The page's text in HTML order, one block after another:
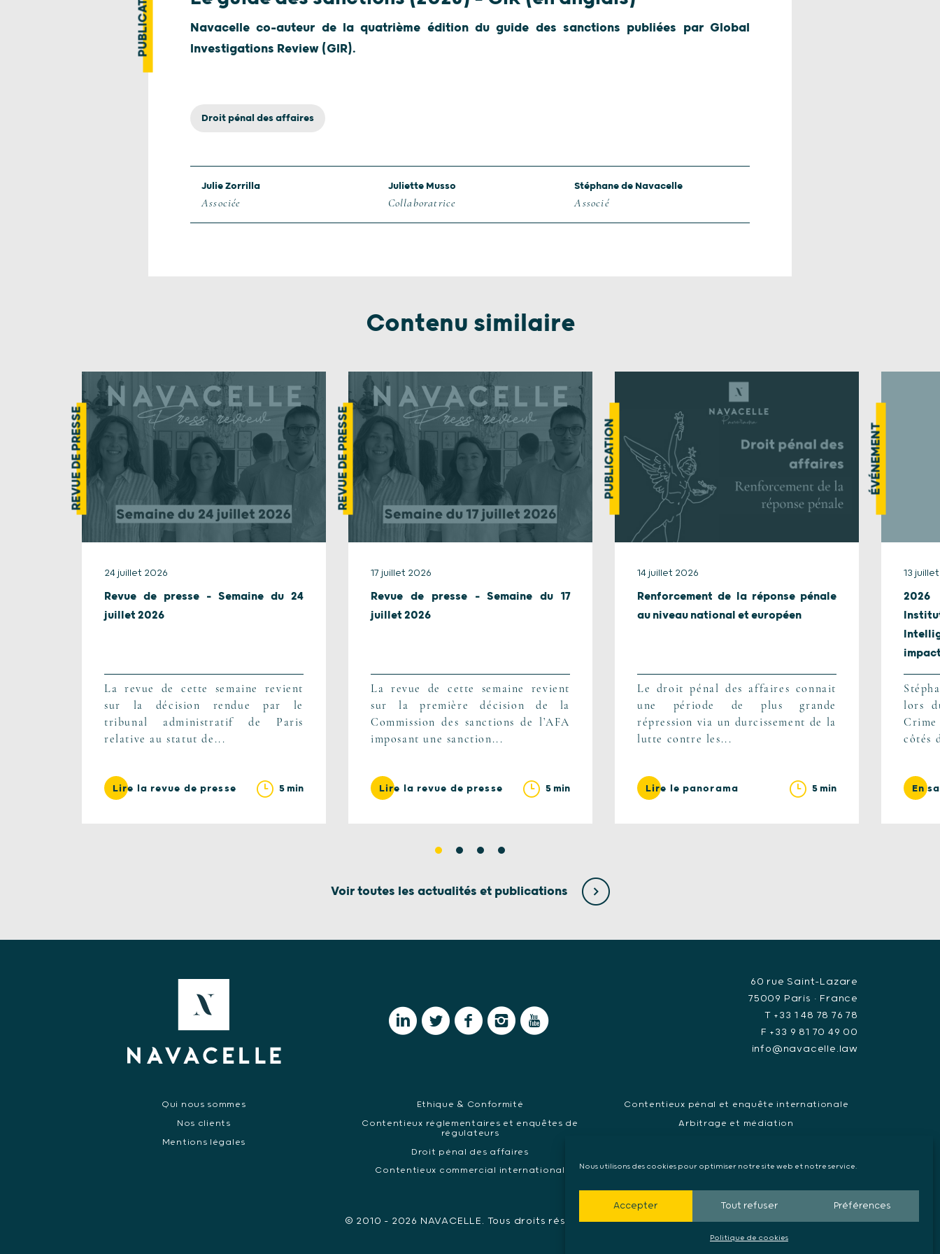
Nous utilisons des cookies pour optimiser notre site web et notre service.
Accepter Tout refuser Préférences
Politique de cookies
PUBLICATION
Navacelle co-auteur de la quatrième édition du guide des sanctions publiées par Global
Investigations Review (GIR).
Droit pénal des affaires
Julie Zorrilla
Associée
Juliette Musso
Collaboratrice
Stéphane de Navacelle
Associé
Contenu similaire
REVUE DE PRESSE
24 juillet 2026
Revue de presse – Semaine du 24
juillet 2026
La revue de cette semaine revient
sur la décision rendue par le
tribunal administratif de Paris
relative au statut de...
Lire la revue de presse 5 min
REVUE DE PRESSE
17 juillet 2026
Revue de presse – Semaine du 17
juillet 2026
La revue de cette semaine revient
sur la première décision de la
Commission des sanctions de l’AFA
imposant une sanction...
Lire la revue de presse 5 min
PUBLICATION
14 juillet 2026
Renforcement de la réponse pénale
au niveau national et européen
Le droit pénal des affaires connait
une période de plus grande
répression via un durcissement de la
lutte contre les...
Lire le panorama 5 min
ÉVÉNEMENT
13
2026
lors
côtés
En
Voir toutes les actualités et publications
60 rue Saint-Lazare
75009 Paris • France
T +33 1 48 78 76 78
F +33 9 81 70 49 00
info@navacelle.law
Qui nous sommes
Nos clients
Mentions légales
Ethique & Conformité
Contentieux réglementaires et enquêtes de
régulateurs
Droit pénal des affaires
Contentieux commercial international
Contentieux pénal et enquête internationale
Arbitrage et médiation
© 2010 - 2026 NAVACELLE. Tous droits réservés